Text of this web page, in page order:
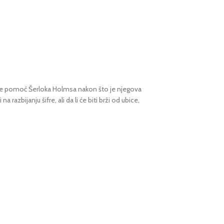
pomoć Šerloka Holmsa nakon što je njegova
razbijanju šifre, ali da li će biti brži od ubice,